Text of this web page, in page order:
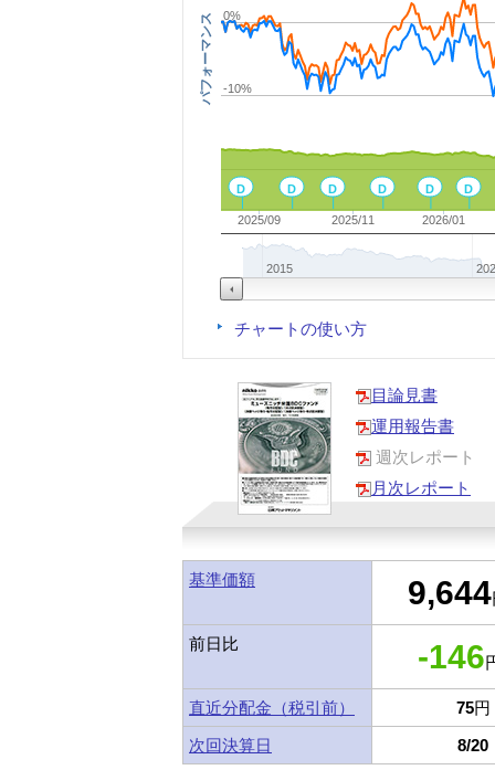
パフォーマンス
D
D
D
D
D
D
2025/09 2025/11 2026/01
2015
-10%
0%
チャートの使い方
目論見書
運用報告書
週次レポート
月次レポート
基準価額 9,644
前日比 -146
直近分配金（税引前） 75円
次回決算日
8/20